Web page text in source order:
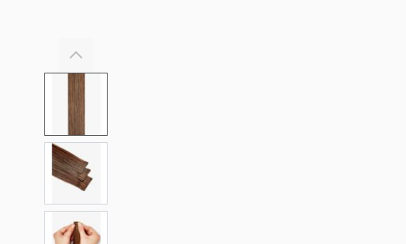
View larger image
View larger image